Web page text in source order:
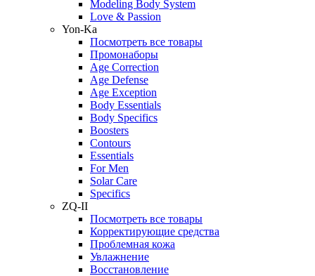
Modeling Body System
Love & Passion
Yon-Ka
Посмотреть все товары
Промонаборы
Age Correction
Age Defense
Age Exception
Body Essentials
Body Specifics
Boosters
Contours
Essentials
For Men
Solar Care
Specifics
ZQ-II
Посмотреть все товары
Корректирующие средства
Проблемная кожа
Увлажнение
Восстановление